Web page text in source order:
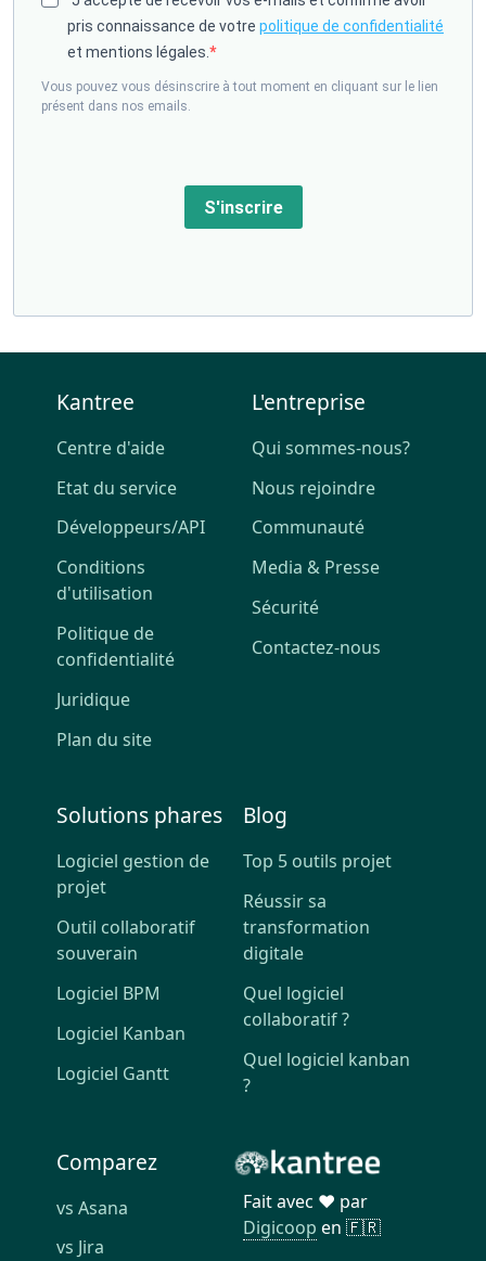
pris connaissance de votre politique de confidentialité
et mentions légales.
Vous pouvez vous désinscrire à tout moment en cliquant sur le lien
présent dans nos emails.
S'inscrire
Kantree
Centre d'aide
Etat du service
Développeurs/API
Conditions
d'utilisation
Politique de
confidentialité
Juridique
Plan du site
L'entreprise
Qui sommes-nous?
Nous rejoindre
Communauté
Media & Presse
Sécurité
Contactez-nous
Solutions phares
Logiciel gestion de
projet
Outil collaboratif
souverain
Logiciel BPM
Logiciel Kanban
Logiciel Gantt
Blog
Top 5 outils projet
Réussir sa
transformation
digitale
Quel logiciel
collaboratif ?
Quel logiciel kanban
?
Comparez
vs Asana
vs Jira
Fait avec ❤️ par
Digicoop en 🇫🇷